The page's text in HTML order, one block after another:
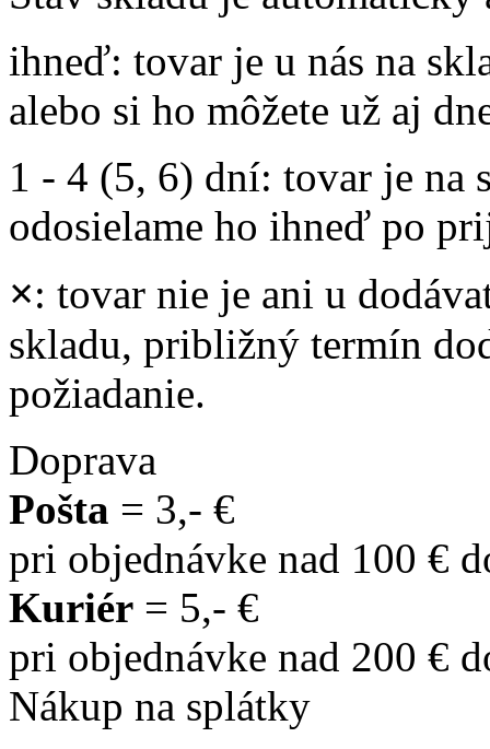
ihneď: tovar je u nás na
alebo si ho môžete už aj
1 - 4 (5, 6) dní: tovar je na
odosielame ho ihneď po
×: tovar nie je ani u
skladu, približný termín
požiadanie.
Doprava
Pošta = 3,- €
pri objednávke nad 100 €
Kuriér = 5,- €
pri objednávke nad 200 €
Nákup na splátky